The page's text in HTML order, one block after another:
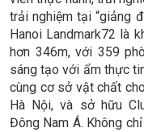
trải nghiệm tại “giảng
Hanoi Landmark72 là
hơn 346m, với 359
sáng tạo với ẩm thực
cùng cơ sở vật chất
Hà Nội, và sở hữu
Đông Nam Á. Không